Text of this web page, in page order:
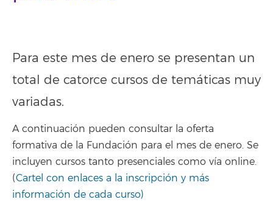
Para este mes de enero se presentan un
total de catorce cursos de temáticas muy
variadas.
A continuación pueden consultar la oferta
formativa de la Fundación para el mes de enero. Se
incluyen cursos tanto presenciales como vía online.
(Cartel con enlaces a la inscripción y más
información de cada curso)